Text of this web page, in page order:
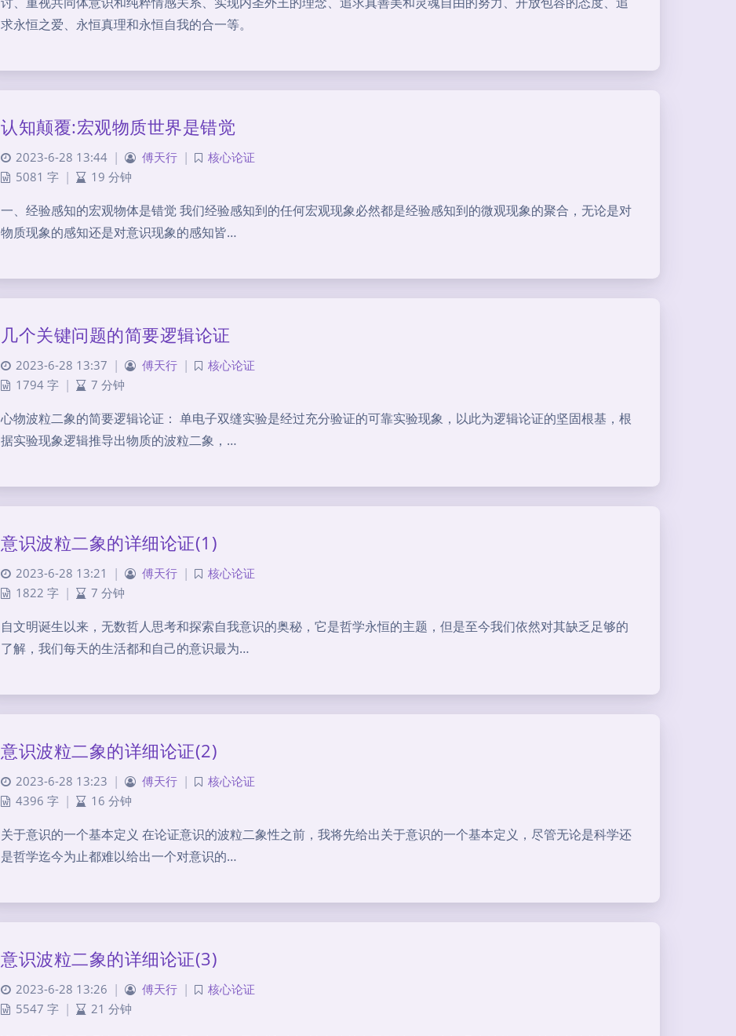
求永恒之爱、永恒真理和永恒自我的合一等。
认知颠覆:宏观物质世界是错觉
2023-6-28 13:44 | 傅天行 |
核心论证
5081 字 | 19 分钟
一、经验感知的宏观物体是错觉 我们经验感知到的任何宏观现象必然都是经验感知到的微观现象的聚合，无论是对
物质现象的感知还是对意识现象的感知皆…
几个关键问题的简要逻辑论证
2023-6-28 13:37 | 傅天行 |
核心论证
1794 字 | 7 分钟
心物波粒二象的简要逻辑论证： 单电子双缝实验是经过充分验证的可靠实验现象，以此为逻辑论证的坚固根基，根
据实验现象逻辑推导出物质的波粒二象，…
意识波粒二象的详细论证(1)
2023-6-28 13:21 | 傅天行 |
核心论证
1822 字 | 7 分钟
自文明诞生以来，无数哲人思考和探索自我意识的奥秘，它是哲学永恒的主题，但是至今我们依然对其缺乏足够的
了解，我们每天的生活都和自己的意识最为…
意识波粒二象的详细论证(2)
2023-6-28 13:23 | 傅天行 |
核心论证
4396 字 | 16 分钟
关于意识的一个基本定义 在论证意识的波粒二象性之前，我将先给出关于意识的一个基本定义，尽管无论是科学还
是哲学迄今为止都难以给出一个对意识的…
意识波粒二象的详细论证(3)
2023-6-28 13:26 | 傅天行 |
核心论证
5547 字 | 21 分钟